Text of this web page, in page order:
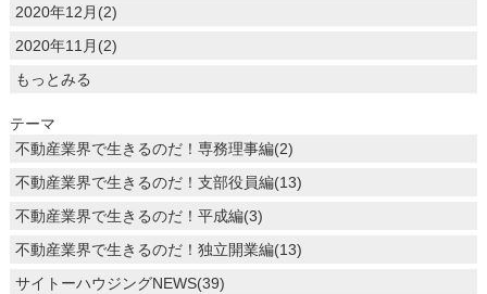
2020年12月(2)
2020年11月(2)
もっとみる
テーマ
不動産業界で生きるのだ！専務理事編(2)
不動産業界で生きるのだ！支部役員編(13)
不動産業界で生きるのだ！平成編(3)
不動産業界で生きるのだ！独立開業編(13)
サイトーハウジングNEWS(39)